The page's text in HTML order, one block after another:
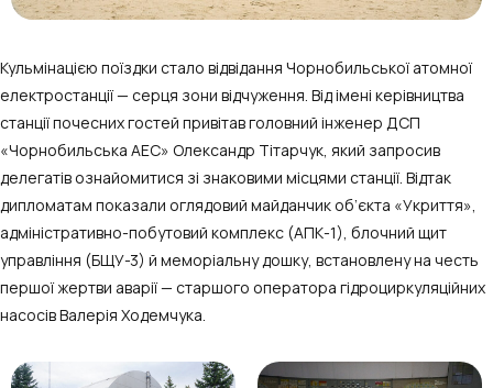
Кульмінацією поїздки стало відвідання Чорнобильської атомної
електростанції — серця зони відчуження. Від імені керівництва
станції почесних гостей привітав головний інженер ДСП
«Чорнобильська АЕС» Олександр Тітарчук, який запросив
делегатів ознайомитися зі знаковими місцями станції. Відтак
дипломатам показали оглядовий майданчик об’єкта «Укриття»,
адміністративно-побутовий комплекс (АПК-1), блочний щит
управління (БЩУ-3) й меморіальну дошку, встановлену на честь
першої жертви аварії — старшого оператора гідроциркуляційних
насосів Валерія Ходемчука.